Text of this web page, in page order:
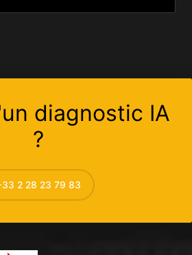
diagnostic IA
?
2 28 23 79 83